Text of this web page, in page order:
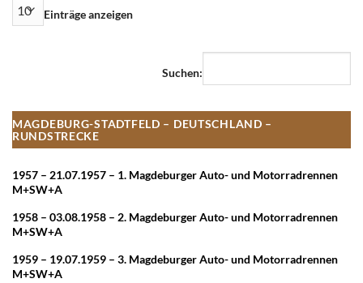
Einträge anzeigen
Suchen:
MAGDEBURG-STADTFELD – DEUTSCHLAND –
RUNDSTRECKE
1957 – 21.07.1957 – 1. Magdeburger Auto- und Motorradrennen
M+SW+A
1958 – 03.08.1958 – 2. Magdeburger Auto- und Motorradrennen
M+SW+A
1959 – 19.07.1959 – 3. Magdeburger Auto- und Motorradrennen
M+SW+A